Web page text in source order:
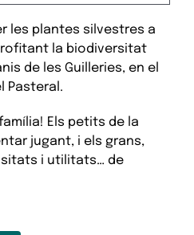
les plantes silvestres a
la biodiversitat
de les Guilleries, en el
Pasteral.
Els petits de la
jugant, i els grans,
i utilitats… de